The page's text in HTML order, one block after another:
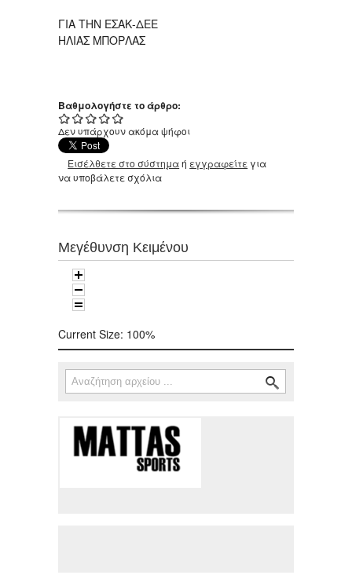
ΓΙΑ ΤΗΝ ΕΣΑΚ-ΔΕΕ
ΗΛΙΑΣ ΜΠΟΡΛΑΣ
Βαθμολογήστε το άρθρο:
Δεν υπάρχουν ακόμα ψήφοι
Εισέλθετε στο σύστημαή εγγραφείτε για
να υποβάλετε σχόλια
Μεγέθυνση Κειμένου
Current Size: 100%
Φόρμα αναζήτησης
Αναζήτηση